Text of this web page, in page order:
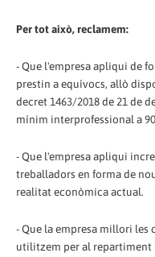
Per tot això, reclamem:
- Que l'empresa apliqui de
prestin a equívocs, allò
decret 1463/2018 de 21 de
mínim interprofessional a
- Que l'empresa apliqui
treballadors en forma de
realitat econòmica actual.
- Que la empresa millori les
utilitzem per al repartiment